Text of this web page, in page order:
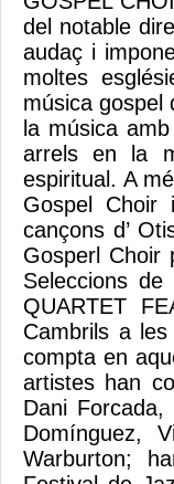
del notable
audaç i
moltes
música gospel
la música
arrels en la
espiritual. A
Gospel Choir
cançons d’
Gosperl Choir
Seleccions
QUARTET
Cambrils a
compta en
artistes han
Dani
Domínguez,
Warburton;